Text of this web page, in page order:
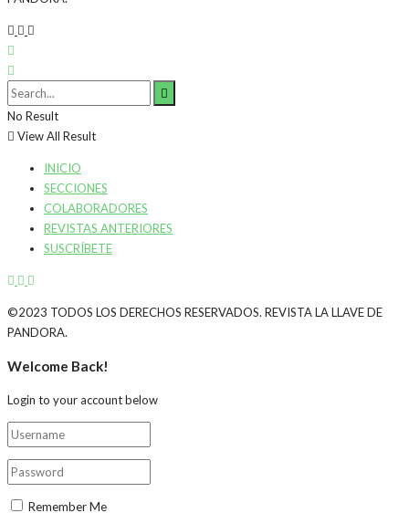
No Result
View All Result
INICIO
SECCIONES
COLABORADORES
REVISTAS ANTERIORES
SUSCRÍBETE
©2023 TODOS LOS DERECHOS RESERVADOS. REVISTA LA LLAVE DE
PANDORA.
Welcome Back!
Login to your account below
Remember Me